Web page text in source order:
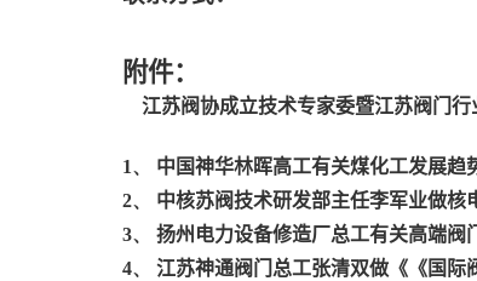
附件：
江苏阀协成立技术专家委暨江苏阀门
1、
中国神华林晖高工有关煤化工发展趋
2、
中核苏阀技术研发部主任李军业做核
3、
扬州电力设备修造厂总工有关高端阀
4、
江苏神通阀门总工张清双做《《国际